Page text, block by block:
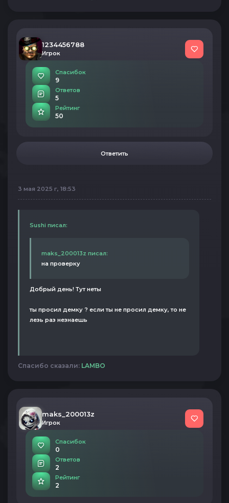
1234456788
Игрок
Спасибок
9
Ответов
5
Рейтинг
50
Ответить
3 мая 2025 г, 18:53
Sushi писал:
maks_200013z писал:
на проверку
Добрый день! Тут неты
ты просил демку ? если ты не просил демку, то не
лезь раз незнаешь
Спасибо сказали: LAMBO
maks_200013z
Игрок
Спасибок
0
Ответов
2
Рейтинг
2